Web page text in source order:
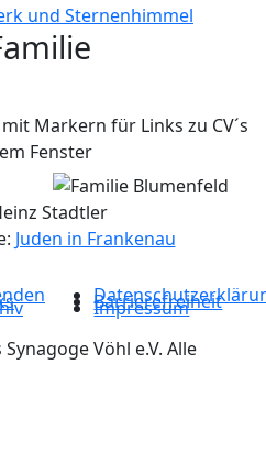
Markern für Links zu CV´s
Fenster
Stadtler
Juden in Frankenau
Familie Blum, Meyer Elias
Stammbaum Familie Blumenthal,
Barrierefreiheit
Impressum
Vöhl e.V. Alle